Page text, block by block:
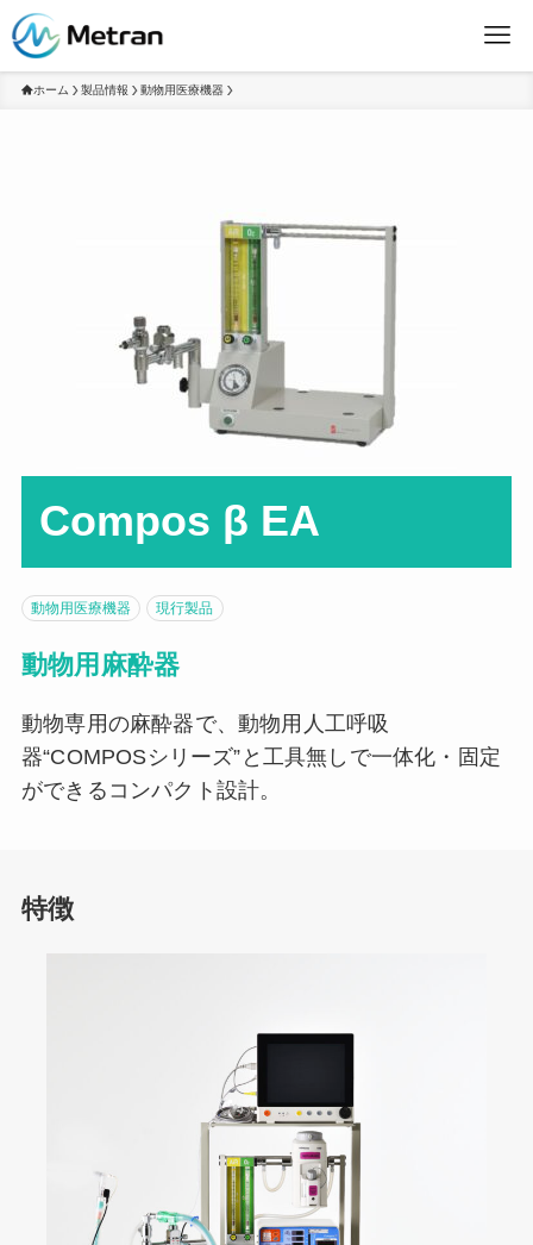
ホーム 製品情報 動物用医療機器
Compos β EA
動物用医療機器 現行製品
動物用麻酔器
動物専用の麻酔器で、動物用人工呼吸
器“COMPOSシリーズ”と工具無しで一体化・固定
ができるコンパクト設計。
特徴